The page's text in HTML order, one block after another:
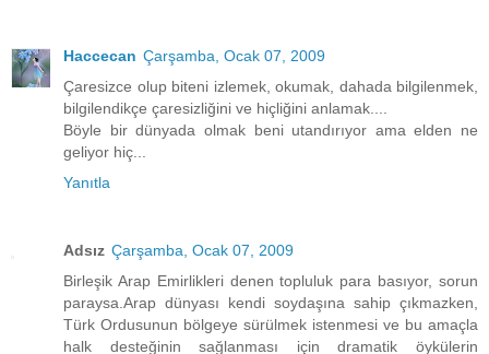
Haccecan Çarşamba, Ocak 07, 2009
Çaresizce olup biteni izlemek, okumak, dahada bilgilenmek,
bilgilendikçe çaresizliğini ve hiçliğini anlamak....
Böyle bir dünyada olmak beni utandırıyor ama elden ne
geliyor hiç...
Yanıtla
Adsız Çarşamba, Ocak 07, 2009
Birleşik Arap Emirlikleri denen topluluk para basıyor, sorun
paraysa.Arap dünyası kendi soydaşına sahip çıkmazken,
Türk Ordusunun bölgeye sürülmek istenmesi ve bu amaçla
halk desteğinin sağlanması için dramatik öykülerin